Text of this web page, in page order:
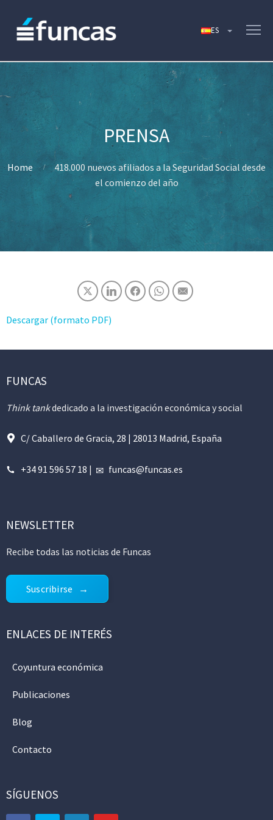
Home
418.000 nuevos afiliados a la Seguridad Social desde
el comienzo del año
Descargar (formato PDF)
FUNCAS
Think tankdedicado a la investigación económica y social
C/ Caballero de Gracia, 28 | 28013 Madrid, España
+34 91 596 57 18 | funcas@funcas.es
NEWSLETTER
Recibe todas las noticias de Funcas
Suscribirse
ENLACES DE INTERÉS
Coyuntura económica
Publicaciones
Blog
Contacto
SÍGUENOS